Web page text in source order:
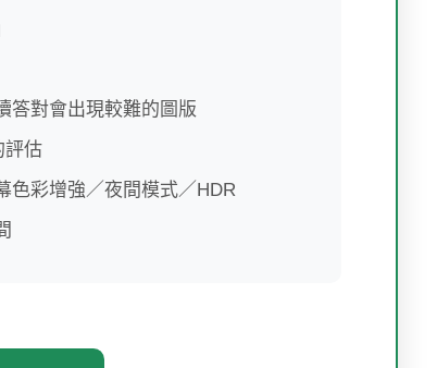
答對會出現較難的圖版
評估
色彩增強／夜間模式／HDR